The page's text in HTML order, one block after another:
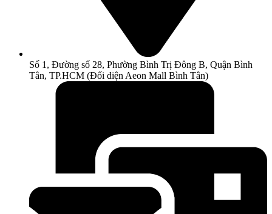
Số 1, Đường số 28, Phường Bình Trị Đông B, Quận Bình
Tân, TP.HCM (Đối diện Aeon Mall Bình Tân)